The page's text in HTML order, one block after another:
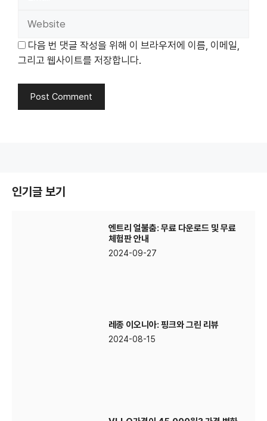
다음 번 댓글 작성을 위해 이 브라우저에 이름, 이메일,
그리고 웹사이트를 저장합니다.
인기글 보기
엔트리 얼불춤: 무료 다운로드 및 무료
체험판 안내
2024-09-27
레종 이오니아: 핑크와 그린 리뷰
2024-08-15